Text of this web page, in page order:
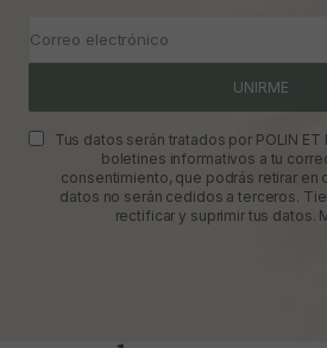
Correo electrónico
UNIRME
Tus datos serán tratados por POLIN ET
boletines informativos a tu
consentimiento, que podrás retirar en
datos no serán cedidos a terceros.
rectificar y suprimir tus datos.